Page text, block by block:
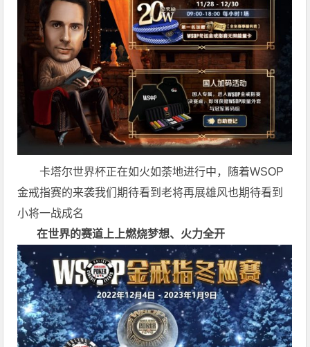
卡塔尔世界杯正在如火如荼地进行中，随着WSOP
金戒指赛的来袭我们期待看到老将再展雄风也期待看到
小将一战成名
在世界的赛道上上燃烧梦想、火力全开